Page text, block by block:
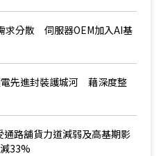
求分散 伺服器OEM加入AI基
電先進封裝護城河 藉深度整
路舖貨力道減弱及高基期影
33%